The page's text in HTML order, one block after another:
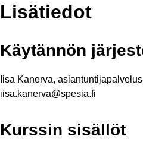
Lisätiedot
Käytännön
Iisa Kanerva,
iisa.kanerva@spesia.fi
Kurssin sisällöt